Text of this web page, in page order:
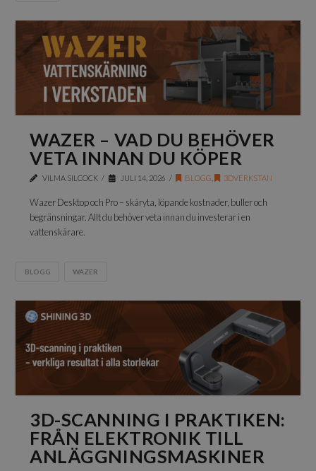
WAZER – VAD DU BEHÖVER
VETA INNAN DU KÖPER
VILMA SILCOCK JULI 14, 2026 BLOGG 3DVERKSTAN
Wazer Desktop och Pro – skäryta, löpande kostnader, buller och
begränsningar. Allt du behöver veta innan du investerar i en
vattenskärare.
BLOGG WAZER
3D-SCANNING I PRAKTIKEN:
FRÅN ELEKTRONIK TILL
ANLÄGGNINGSMASKINER